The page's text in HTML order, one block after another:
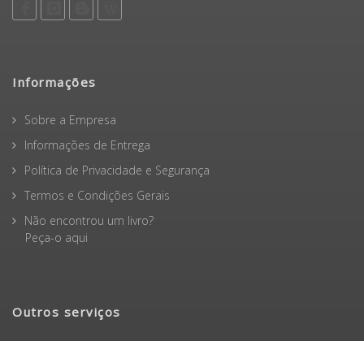
Informações
Sobre a Empresa
Informações de Entrega
Política de Privacidade e Segurança
Termos e Condições Gerais
Não encontrou um livro?
Peça-o aqui
Outros serviços